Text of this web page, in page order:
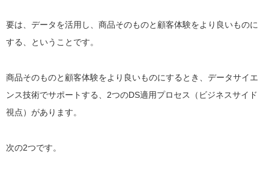
要は、データを活用し、商品そのものと顧客体験をより良いものに
する、ということです。
商品そのものと顧客体験をより良いものにするとき、データサイエ
ンス技術でサポートする、2つのDS適用プロセス（ビジネスサイド
視点）があります。
次の2つです。